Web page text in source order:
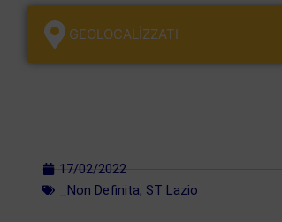
GEOLOCALÌZZATI
17/02/2022
_Non Definita, ST Lazio